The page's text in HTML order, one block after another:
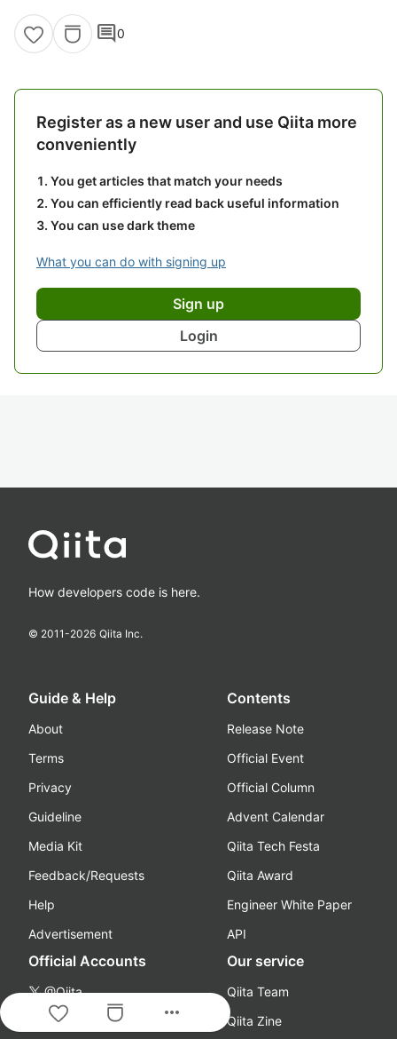
comment0
Register as a new user and use Qiita more
conveniently
You get articles that match your needs
You can efficiently read back useful information
You can use dark theme
What you can do with signing up
Sign up
Login
more_horiz
How developers code is here.
© 2011-2026 Qiita Inc.
Guide & Help
About
Terms
Privacy
Guideline
Media Kit
Feedback/Requests
Help
Advertisement
Contents
Release Note
Official Event
Official Column
Advent Calendar
Qiita Tech Festa
Qiita Award
Engineer White Paper
API
Official Accounts
@Qiita
@qiita_milestone
Our service
Qiita Team
Qiita Zine